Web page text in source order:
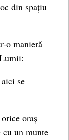
din spațiu
o manieră
se
oraș
cu un munte